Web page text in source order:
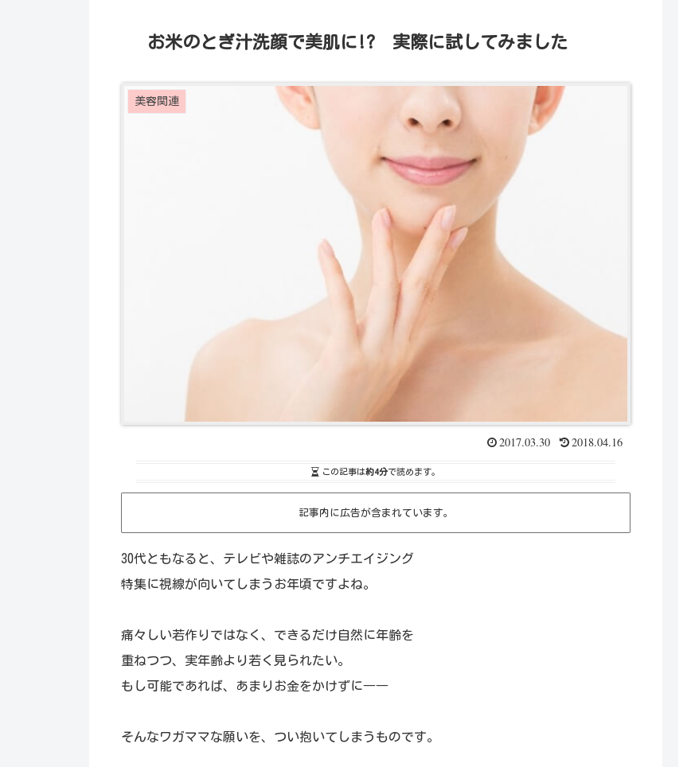
お米のとぎ汁洗顔で美肌に!? 実際に試してみました
美容関連
2017.03.30 2018.04.16
この記事は約4分で読めます。
記事内に広告が含まれています。
30代ともなると、テレビや雑誌のアンチエイジング
特集に視線が向いてしまうお年頃ですよね。
痛々しい若作りではなく、できるだけ自然に年齢を
重ねつつ、実年齢より若く見られたい。
もし可能であれば、あまりお金をかけずに――
そんなワガママな願いを、つい抱いてしまうものです。